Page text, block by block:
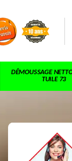
DÉMOUSSAGE
TUILE 73